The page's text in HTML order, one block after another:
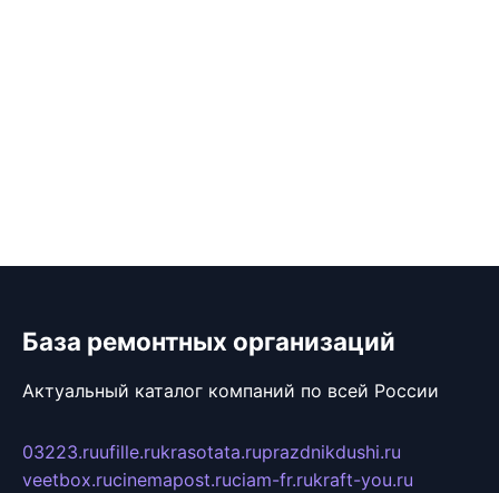
База ремонтных организаций
Актуальный каталог компаний по всей России
03223.ruufille.rukrasotata.ruprazdnikdushi.ru
veetbox.rucinemapost.ruciam-fr.rukraft-you.ru